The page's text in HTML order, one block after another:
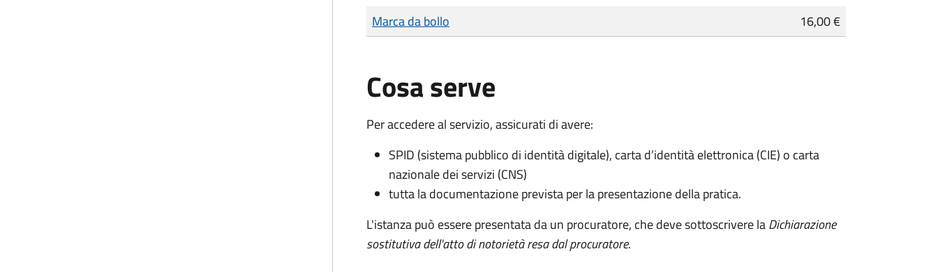
Tipo di pagamento
Importo
Marca da bollo 16,00 €
Cosa serve
Per accedere al servizio, assicurati di avere:
SPID (sistema pubblico di identità digitale), carta d’identità elettronica (CIE) o carta
nazionale dei servizi (CNS)
tutta la documentazione prevista per la presentazione della pratica.
L'istanza può essere presentata da un procuratore, che deve sottoscrivere laDichiarazione
sostitutiva dell'atto di notorietà resa dal procuratore.